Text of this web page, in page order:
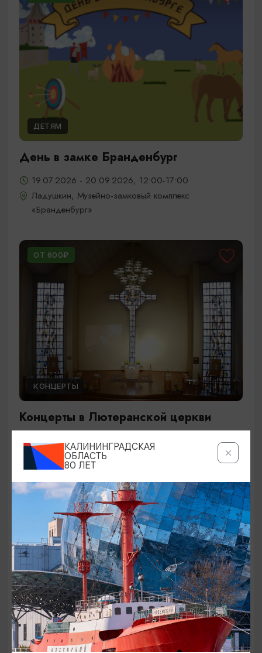
ДЕТЯМ
День в замке Бранденбург
19.07.2026 - 20.09.2026, 12:00-17:00
Ладушкин, Музейно-замковый комплекс
«Бранденбург»
ОТ 600₽
КОНЦЕРТЫ
Концерты в Лютеранской церкви
19.07.2026 - 19.08.2026, 19:00
Калининград, Евангелическо-лютеранская церковь
«Воскресения»
ОТ 250₽
ДЕТЯМ
КАЛИНИНГРАДСКАЯ
ОБЛАСТЬ
80 ЛЕТ